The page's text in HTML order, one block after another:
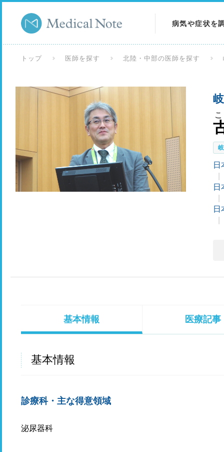
病気や症状を
検査を調べる
トップ 医師を探す 北陸・中部の医師を探す
日
日
日
基本情報 医療記事
基本情報
診療科・主な得意領域
泌尿器科